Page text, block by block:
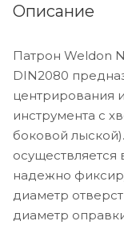
Описание
Патрон Weldon
DIN2080
центрирования
инструмента с
боковой
надежно
диаметр
диаметр